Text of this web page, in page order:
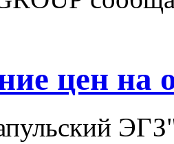
цен на